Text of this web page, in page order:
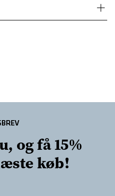
binding at hem & sleeve ends
og få 15%
køb!